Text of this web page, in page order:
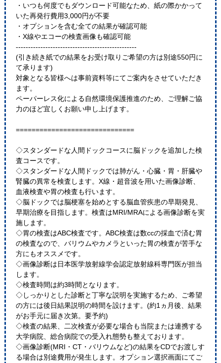
・いつも何度でもダウンロード可能なため、紙の際かかって
いた再発行費用3,000円が不要
・オプションを含む全ての結果が確認可能
・X線やエコーの検査画像も確認可能
-------------------------------------------------
(引き続き紙での結果をお受け取りご希望の方は別途550円に
て承ります)
対象となる皆様へは事前資料等にてご案内をさせていただき
ます。
ペーパーレス化による自然環境保護推進のため、ご理解ご協
力のほど宜しくお願い申し上げます。
==============================
◇スタンダードな人間ドックコースに脳ドックを追加した検
査コースです。
◇スタンダードな人間ドックでは肺がん・心臓・胃・肝臓や
腎臓の異常を検査します。X線・超音波を用いた画像診断、
血液検査や胃の検査も行います。
◇脳ドックでは脳梗塞を始めとする脳血管疾患の早期発見、
早期治療を目指します。検査はMRI/MRAによる画像診断を実
施します。
◇胃の検査はABC検査です。ABC検査は数ccの採血で済む胃
の検査なので、バリウムやカメラといった胃の検査が苦手な
方にもオススメです。
◇画像診断は日本医学放射線学会認定放射線科専門医が担当
します。
◇検査時間は約3時間となります。
◇しっかりとした診断と丁寧な説明を実施するため、ご希望
の方には後日結果説明の時間を設けます。(約1ヵ月後、結果
がお手元に届き次第。要予約)
◇検査の結果、二次検査が必要な場合も当院または連携する
大学病院、総合病院での受入れ態勢も整えております。
◇画像診断(MRI・CT・バリウムなど)の結果をCDでお渡しす
る場合は別途費用が発生します。オプション選択画面にてご